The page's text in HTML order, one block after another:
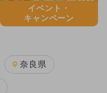
イベント・
キャンペーン
奈良県